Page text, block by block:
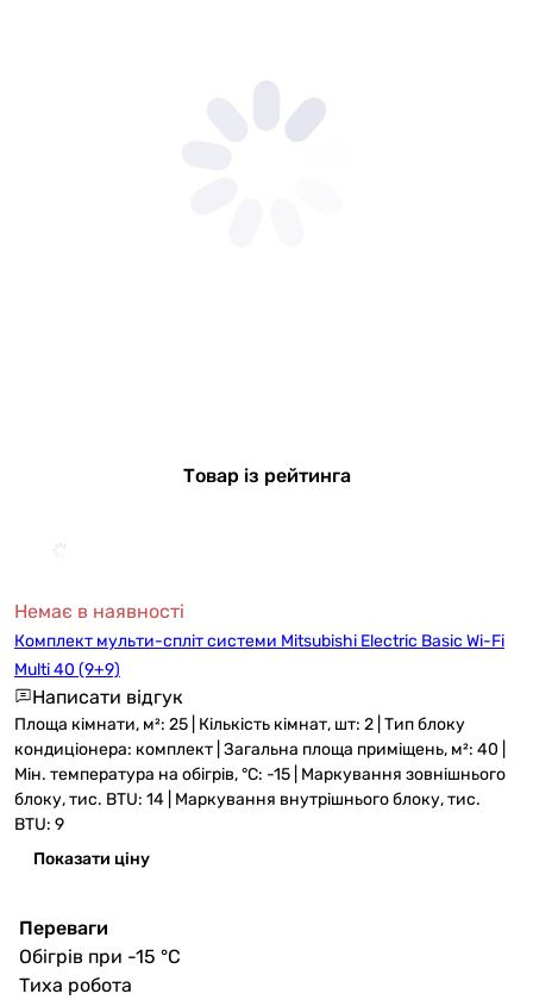
Товар із рейтинга
Немає в наявності
Комплект мульти-спліт системи Mitsubishi Electric Basic Wi-Fi
Multi 40 (9+9)
Написати відгук
Площа кімнати, м²: 25 | Кількість кімнат, шт: 2 | Тип блоку
кондиціонера: комплект | Загальна площа приміщень, м²: 40 |
Мін. температура на обігрів, °C: -15 | Маркування зовнішнього
блоку, тис. BTU: 14 | Маркування внутрішнього блоку, тис.
BTU: 9
Показати ціну
Переваги
Обігрів при -15 °C
Тиха робота